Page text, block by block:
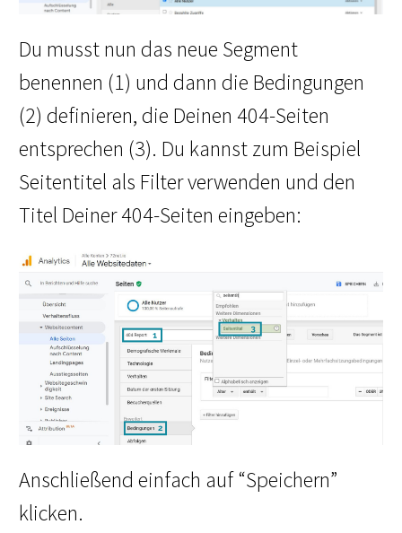
Du musst nun das neue Segment
benennen (1) und dann die Bedingungen
(2) definieren, die Deinen 404-Seiten
entsprechen (3). Du kannst zum Beispiel
Seitentitel als Filter verwenden und den
Titel Deiner 404-Seiten eingeben:
Anschließend einfach auf “Speichern”
klicken.